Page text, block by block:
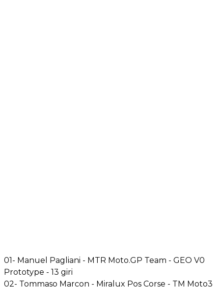
01- Manuel Pagliani - MTR Moto.GP Team - GEO V0
Prototype - 13 giri
02- Tommaso Marcon - Miralux Pos Corse - TM Moto3